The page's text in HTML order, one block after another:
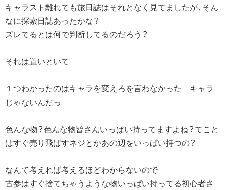
キャラスト離れても旅日誌はそれとなく見てましたが、そん
なに探索日誌あったかな？
ズレてるとは何で判断してるのだろう？
それは置いといて
１つわかったのはキャラを変えろを言わなかった キャラ
じゃないんだっ
色んな物？色んな物皆さんいっぱい持ってますよね？てこと
はすぐ売り飛ばすネジとかあの辺をいっぱい持つの？
なんて考えれば考えるほどわからないので
古参はすぐ捨てちゃうような物いっぱい持ってる初心者さ